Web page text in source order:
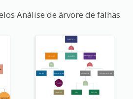
Análise de árvore de falhas